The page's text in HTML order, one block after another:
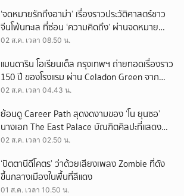
‘จดหมายรักถึงอาม่า’ เรื่องราวประวัติศาสตร์ชาว
จีนโพ้นทะเล ที่ซ่อน ‘ความคิดถึง’ ผ่านจดหมาย
‘โพยก๊วน’
02 ส.ค. เวลา 08.50 น.
แมนดาริน โอเรียนเต็ล กรุงเทพฯ ถ่ายทอดเรื่องราว
150 ปี ของโรงแรม ผ่าน Celadon Green จาก
เครื่องศิลาดล
02 ส.ค. เวลา 04.43 น.
ย้อนดู Career Path สุดงดงามของ ‘โน ยุนซอ’
นางเอก The East Palace บัณฑิตศิลปะที่แสดง
เรื่องไหนก็ปัง
02 ส.ค. เวลา 02.50 น.
‘ปัตตานีดีโคตร’ ว่าด้วยเสียงเพลง Zombie ที่ดัง
ขึ้นกลางเมืองในพื้นที่สีแดง
01 ส.ค. เวลา 10.50 น.